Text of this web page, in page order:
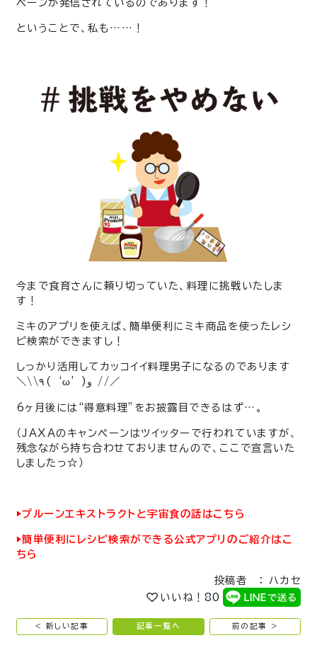
ペーンが発信されているのであります！
ということで、私も……！
今まで食育さんに頼り切っていた、料理に挑戦いたしま
す！
ミキのアプリを使えば、簡単便利にミキ商品を使ったレシ
ピ検索ができますし！
しっかり活用してカッコイイ料理男子になるのであります
＼\\٩( ‘ω’ )و //／
6ヶ月後には“得意料理”をお披露目できるはず…。
（JAXAのキャンペーンはツイッターで行われていますが、
残念ながら持ち合わせておりませんので、ここで宣言いた
しましたっ☆）
▶︎プルーンエキストラクトと宇宙食の話はこちら
▶︎簡単便利にレシピ検索ができる公式アプリのご紹介はこ
ちら
投稿者 ： ハカセ
いいね！ 80
< 新しい記事 記事一覧へ 前の記事 >